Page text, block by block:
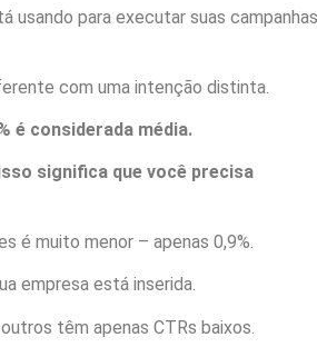
para executar suas campanhas
com uma intenção distinta.
é considerada média.
significa que você precisa
é muito menor – apenas 0,9%.
empresa está inserida.
têm apenas CTRs baixos.